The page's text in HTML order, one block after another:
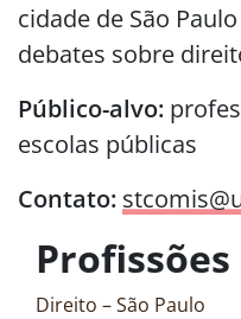
cidade de São
debates sobre
Público-alvo:
escolas públicas
Contato:
Profissões
Direito – São Paulo